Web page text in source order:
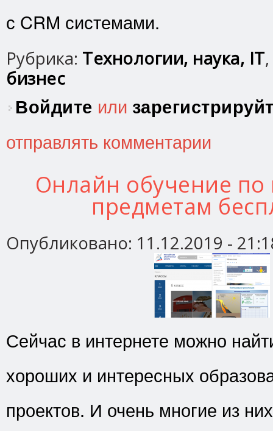
с CRM системами.
Рубрика: Технологии, наука, IT,
бизнес
Войдите или
отправлять комментарии
Онлайн обучение
предметам
Опубликовано: 11.12.2019 -
Сейчас в интернете можно
хороших и интересных
проектов. И очень многие из